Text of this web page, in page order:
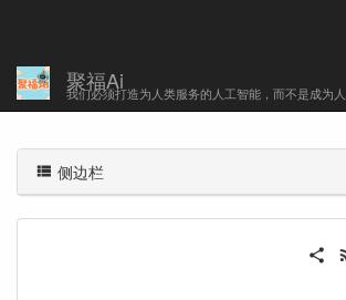
聚福Ai
我们必须打造为人类服务的人工智能，而不是成为人
您的足迹 start
侧边栏